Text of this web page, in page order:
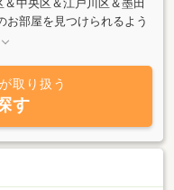
中央区＆江戸川区＆墨田
お部屋を見つけられるよう
ＣＭでもお馴染みの「大和
けるお部屋をご紹介致し
谷線・都営新宿線・半蔵
と納得して頂けるお部屋
はもちろん買い物先など
ずはお気軽にご来店下さ
わがまま条件叶えましょ
取り扱う
す